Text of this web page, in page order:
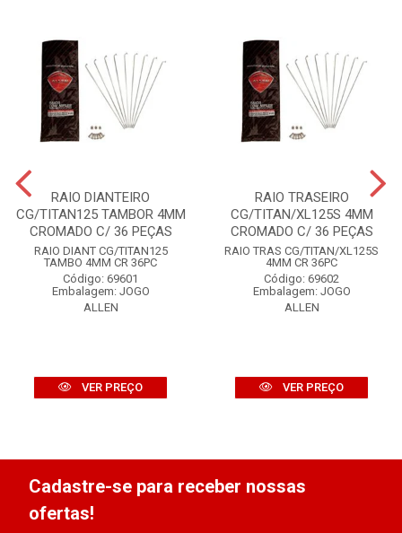
RAIO DIANTEIRO
CG/TITAN125 TAMBOR 4MM
CROMADO C/ 36 PEÇAS
RAIO DIANT CG/TITAN125
TAMBO 4MM CR 36PC
Código: 69601
Embalagem: JOGO
ALLEN
VER PREÇO
RAIO TRASEIRO
CG/TITAN/XL125S 4MM
CROMADO C/ 36 PEÇAS
RAIO TRAS CG/TITAN/XL125S
4MM CR 36PC
Código: 69602
Embalagem: JOGO
ALLEN
VER PREÇO
Cadastre-se para receber nossas
ofertas!